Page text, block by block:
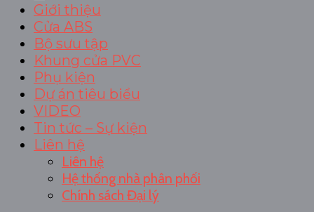
Giới thiệu
Cửa ABS
Bộ sưu tập
Khung cửa PVC
Phụ kiện
Dự án tiêu biểu
VIDEO
Tin tức – Sự kiện
Liên hệ
Liên hệ
Hệ thống nhà phân phối
Chính sách Đại lý